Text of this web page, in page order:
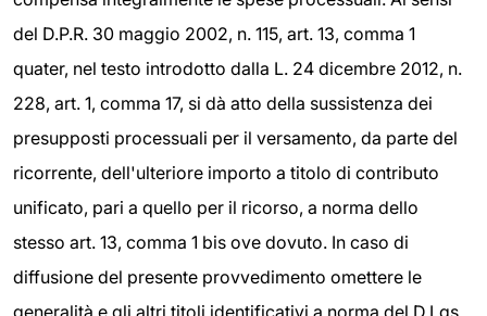
del D.P.R. 30 maggio 2002, n. 115, art. 13, comma 1
quater, nel testo introdotto dalla L. 24 dicembre 2012, n.
228, art. 1, comma 17, si dà atto della sussistenza dei
presupposti processuali per il versamento, da parte del
ricorrente, dell'ulteriore importo a titolo di contributo
unificato, pari a quello per il ricorso, a norma dello
stesso art. 13, comma 1 bis ove dovuto. In caso di
diffusione del presente provvedimento omettere le